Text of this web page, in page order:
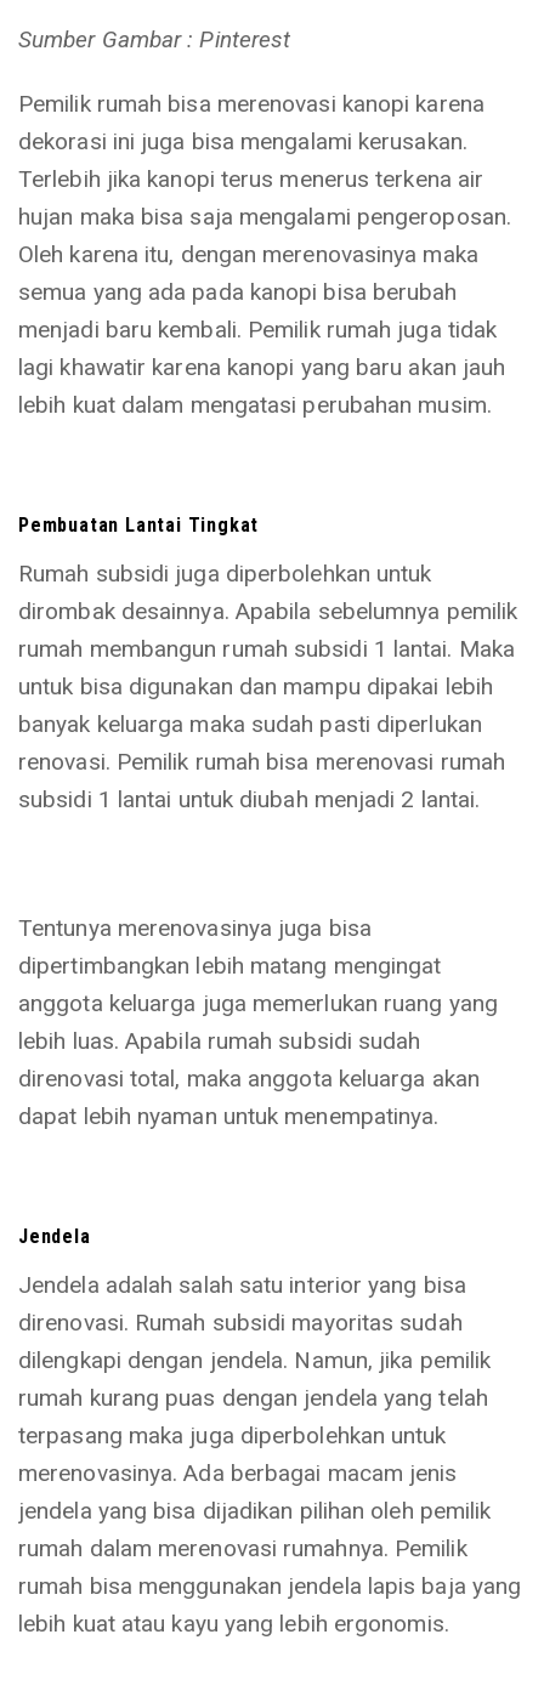
Sumber Gambar : Pinterest
Pemilik rumah bisa merenovasi kanopi karena
dekorasi ini juga bisa mengalami kerusakan.
Terlebih jika kanopi terus menerus terkena air
hujan maka bisa saja mengalami pengeroposan.
Oleh karena itu, dengan merenovasinya maka
semua yang ada pada kanopi bisa berubah
menjadi baru kembali. Pemilik rumah juga tidak
lagi khawatir karena kanopi yang baru akan jauh
lebih kuat dalam mengatasi perubahan musim.
Pembuatan Lantai Tingkat
Rumah subsidi juga diperbolehkan untuk
dirombak desainnya. Apabila sebelumnya pemilik
rumah membangun rumah subsidi 1 lantai. Maka
untuk bisa digunakan dan mampu dipakai lebih
banyak keluarga maka sudah pasti diperlukan
renovasi. Pemilik rumah bisa merenovasi rumah
subsidi 1 lantai untuk diubah menjadi 2 lantai.
Tentunya merenovasinya juga bisa
dipertimbangkan lebih matang mengingat
anggota keluarga juga memerlukan ruang yang
lebih luas. Apabila rumah subsidi sudah
direnovasi total, maka anggota keluarga akan
dapat lebih nyaman untuk menempatinya.
Jendela
Jendela adalah salah satu interior yang bisa
direnovasi. Rumah subsidi mayoritas sudah
dilengkapi dengan jendela. Namun, jika pemilik
rumah kurang puas dengan jendela yang telah
terpasang maka juga diperbolehkan untuk
merenovasinya. Ada berbagai macam jenis
jendela yang bisa dijadikan pilihan oleh pemilik
rumah dalam merenovasi rumahnya. Pemilik
rumah bisa menggunakan jendela lapis baja yang
lebih kuat atau kayu yang lebih ergonomis.